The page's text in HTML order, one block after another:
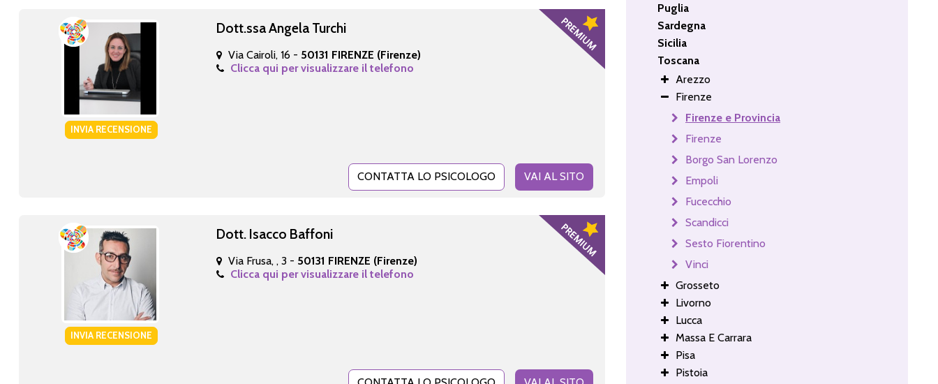
INVIA RECENSIONE
Dott.ssa Angela Turchi
Via Cairoli, 16 - 50131 FIRENZE (Firenze)
Clicca qui per visualizzare il telefono
CONTATTA LO PSICOLOGO VAI AL SITO
INVIA RECENSIONE
Dott. Isacco Baffoni
Via Frusa, , 3 - 50131 FIRENZE (Firenze)
Clicca qui per visualizzare il telefono
Puglia
Sardegna
Sicilia
Toscana
Arezzo
Firenze
Firenze e Provincia
Firenze
Borgo San Lorenzo
Empoli
Fucecchio
Scandicci
Sesto Fiorentino
Vinci
Grosseto
Livorno
Lucca
Massa E Carrara
Pisa
Pistoia